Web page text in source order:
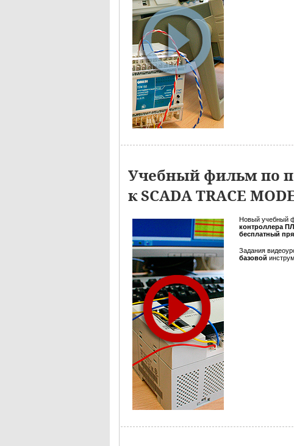
Учебный фильм по
к SCADA TRACE
Новый учебный
контроллера
бесплатный
Задания
базовой